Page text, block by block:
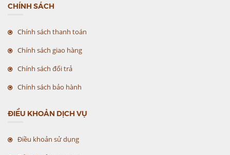
CHÍNH SÁCH
Chính sách thanh toán
Chính sách giao hàng
Chính sách đổi trả
Chính sách bảo hành
ĐIỀU KHOẢN DỊCH VỤ
Điều khoản sử dụng